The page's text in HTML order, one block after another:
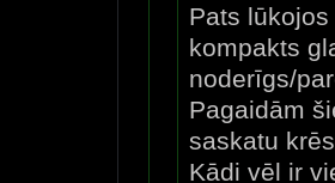
Pats
kompakts
noderīgs/
Pagaidām
saskatu
Kādi vēl ir